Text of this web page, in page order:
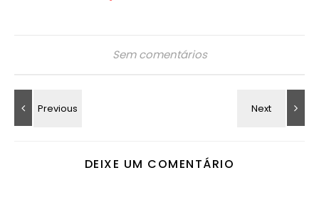
Sem comentários
DEIXE UM COMENTÁRIO